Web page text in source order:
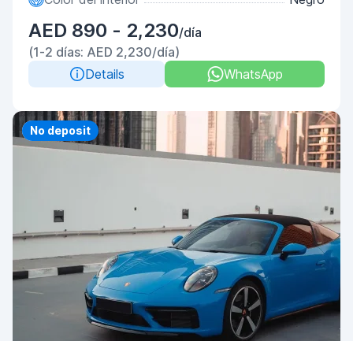
AED 890 - 2,230/día
(1-2 días: AED 2,230/día)
Details
WhatsApp
Priority
No deposit